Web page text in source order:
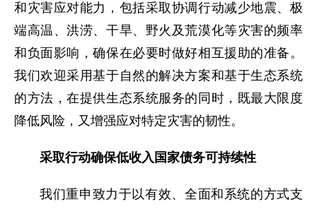
和灾害应对能力，包括采取协调行动减少地震、极
端高温、洪涝、干旱、野火及荒漠化等灾害的频率
和负面影响，确保在必要时做好相互援助的准备。
我们欢迎采用基于自然的解决方案和基于生态系统
的方法，在提供生态系统服务的同时，既最大限度
降低风险，又增强应对特定灾害的韧性。
采取行动确保低收入国家债务可持续性
我们重申致力于以有效、全面和系统的方式支